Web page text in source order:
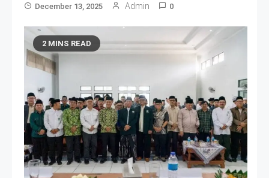
December 13, 2025 Admin 0
2 MINS READ